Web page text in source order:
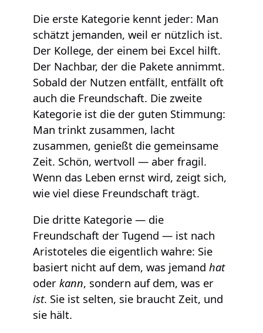
Die erste Kategorie kennt jeder: Man
schätzt jemanden, weil er nützlich ist.
Der Kollege, der einem bei Excel hilft.
Der Nachbar, der die Pakete annimmt.
Sobald der Nutzen entfällt, entfällt oft
auch die Freundschaft. Die zweite
Kategorie ist die der guten Stimmung:
Man trinkt zusammen, lacht
zusammen, genießt die gemeinsame
Zeit. Schön, wertvoll — aber fragil.
Wenn das Leben ernst wird, zeigt sich,
wie viel diese Freundschaft trägt.
Die dritte Kategorie — die
Freundschaft der Tugend — ist nach
Aristoteles die eigentlich wahre: Sie
basiert nicht auf dem, was jemand hat
oder kann, sondern auf dem, was er
ist. Sie ist selten, sie braucht Zeit, und
sie hält.